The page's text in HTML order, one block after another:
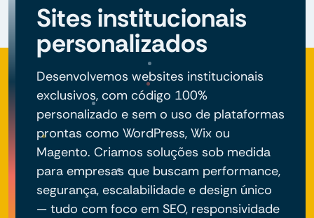
Sites institucionais
personalizados
Desenvolvemos websites institucionais
exclusivos, com código 100%
personalizado e sem o uso de plataformas
prontas como WordPress, Wix ou
Magento. Criamos soluções sob medida
para empresas que buscam performance,
segurança, escalabilidade e design único
— tudo com foco em SEO, responsividade